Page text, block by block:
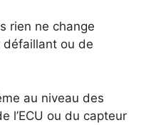
rien ne change
défaillant ou de
au niveau des
l’ECU ou du capteur